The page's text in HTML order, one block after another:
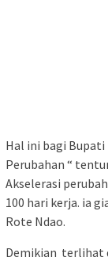
Hal ini bagi Bupati
Perubahan “
Akselerasi
100 hari kerja. ia
Rote Ndao.
Demikian terlihat